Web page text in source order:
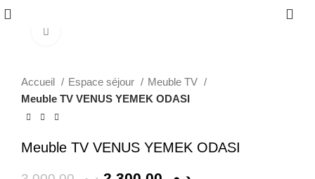
Accueil Espace séjour
Meuble TV
Meuble TV VENUS YEMEK ODASI
Meuble TV VENUS YEMEK ODASI